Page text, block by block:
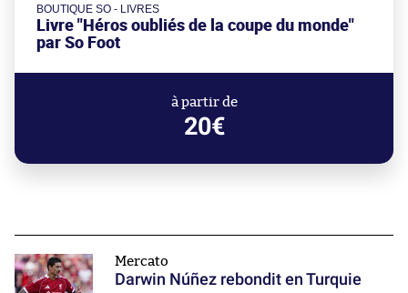
BOUTIQUE SO - LIVRES
Livre "Héros oubliés de la coupe du monde"
par So Foot
à partir de
20€
Mercato
Darwin Núñez rebondit en Turquie